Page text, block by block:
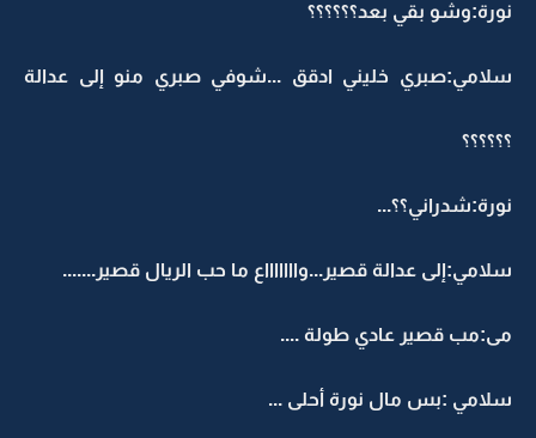
نورة:وشو بقي بعد؟؟؟؟؟؟
سلامي:صبري خليني ادقق ...شوفي صبري منو إلى عدالة
؟؟؟؟؟؟
نورة:شدراني؟؟...
سلامي:إلى عدالة قصير...واااااااع ما حب الريال قصير.......
مى:مب قصير عادي طولة ....
سلامي :بس مال نورة أحلى ...